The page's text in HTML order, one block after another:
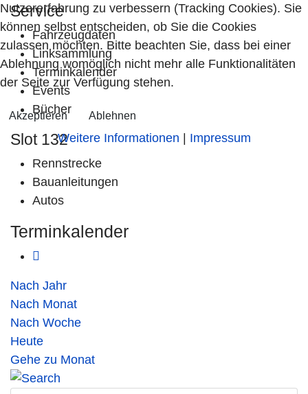
Service
Fahrzeugdaten
Linksammlung
Terminkalender
Events
Bücher
Slot 132
Rennstrecke
Bauanleitungen
Autos
Terminkalender
Nach Jahr
Nach Monat
Nach Woche
Heute
Gehe zu Monat
Nutzererfahrung zu verbessern (Tracking Cookies). Sie
können selbst entscheiden, ob Sie die Cookies
zulassen möchten. Bitte beachten Sie, dass bei einer
Ablehnung womöglich nicht mehr alle Funktionalitäten
der Seite zur Verfügung stehen.
Akzeptieren Ablehnen
Weitere Informationen | Impressum